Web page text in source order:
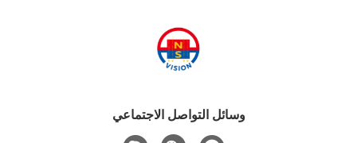
وسائل التواصل الاجتماعي